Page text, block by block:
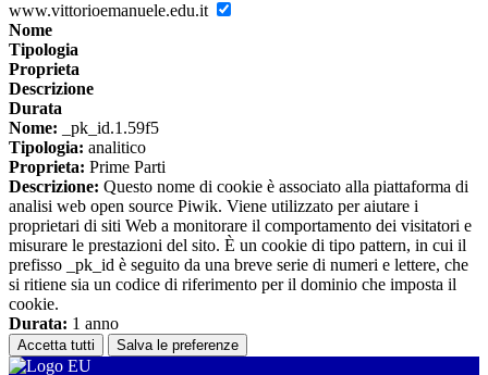
www.vittorioemanuele.edu.it
Nome
Tipologia
Proprieta
Descrizione
Durata
Nome: _pk_id.1.59f5
Tipologia: analitico
Proprieta: Prime Parti
Descrizione: Questo nome di cookie è associato alla piattaforma di
analisi web open source Piwik. Viene utilizzato per aiutare i
proprietari di siti Web a monitorare il comportamento dei visitatori e
misurare le prestazioni del sito. È un cookie di tipo pattern, in cui il
prefisso _pk_id è seguito da una breve serie di numeri e lettere, che
si ritiene sia un codice di riferimento per il dominio che imposta il
cookie.
Durata: 1 anno
Accetta tutti Salva le preferenze